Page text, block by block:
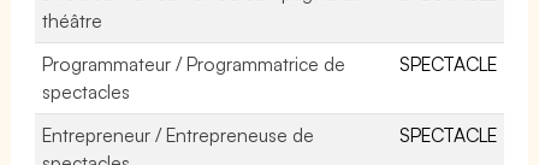
théâtre
Programmateur / Programmatrice de
spectacles
SPECTACLE
Entrepreneur / Entrepreneuse de
SPECTACLE